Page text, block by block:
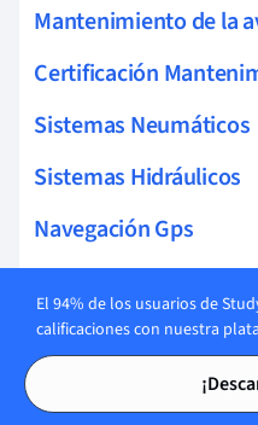
Mantenimiento de la
Certificación
Sistemas Neumáticos
Sistemas Hidráulicos
Navegación Gps
Circuitos Aviónicos
Sistemas Navegación
El 94% de los usuarios de
calificaciones con nuestra